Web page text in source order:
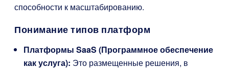
способности к масштабированию.
Понимание типов платформ
Платформы SaaS (Программное обеспечение
как услуга): Это размещенные решения, в